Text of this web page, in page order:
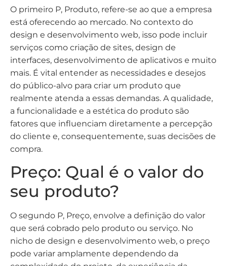
O primeiro P, Produto, refere-se ao que a empresa
está oferecendo ao mercado. No contexto do
design e desenvolvimento web, isso pode incluir
serviços como criação de sites, design de
interfaces, desenvolvimento de aplicativos e muito
mais. É vital entender as necessidades e desejos
do público-alvo para criar um produto que
realmente atenda a essas demandas. A qualidade,
a funcionalidade e a estética do produto são
fatores que influenciam diretamente a percepção
do cliente e, consequentemente, suas decisões de
compra.
Preço: Qual é o valor do
seu produto?
O segundo P, Preço, envolve a definição do valor
que será cobrado pelo produto ou serviço. No
nicho de design e desenvolvimento web, o preço
pode variar amplamente dependendo da